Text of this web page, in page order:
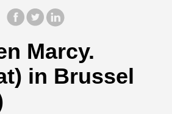
Marcy.
in Brussel